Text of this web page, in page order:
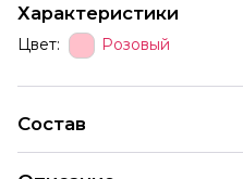
Характеристики
Цвет: Розовый
Состав